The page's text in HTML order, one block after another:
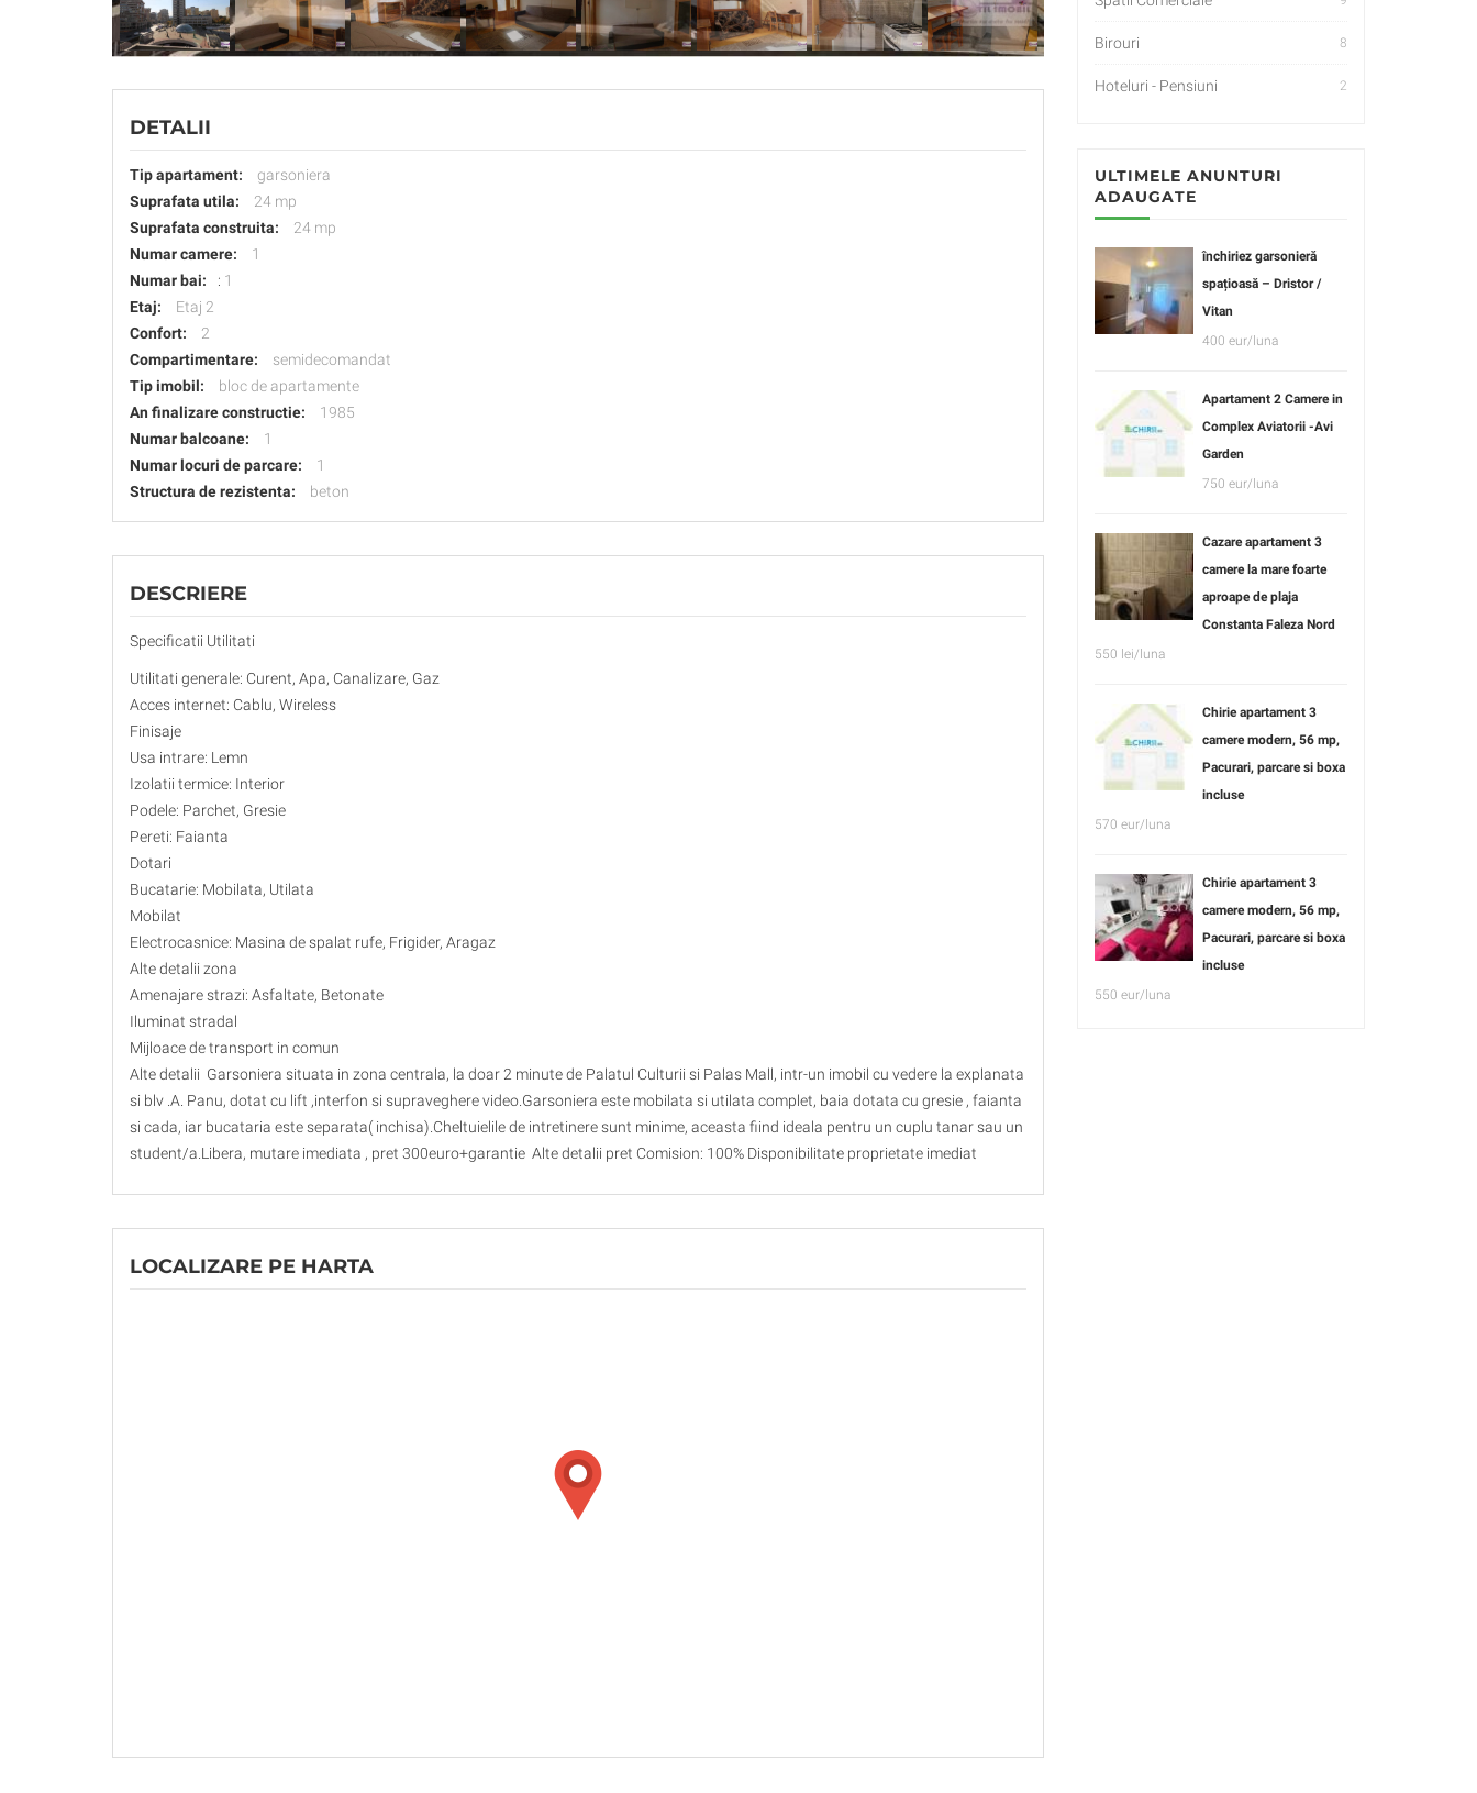
DETALII
Tip apartament:
garsoniera
Suprafata utila:
24 mp
Suprafata construita:
24 mp
Numar camere:
1
Numar bai:
: 1
Etaj:
Etaj 2
Confort:
2
Compartimentare:
semidecomandat
Tip imobil:
bloc de apartamente
An finalizare constructie:
1985
Numar balcoane:
1
Numar locuri de parcare:
1
Structura de rezistenta:
beton
DESCRIERE
Specificatii Utilitati
Utilitati generale: Curent, Apa, Canalizare, Gaz
Acces internet: Cablu, Wireless
Finisaje
Usa intrare: Lemn
Izolatii termice: Interior
Podele: Parchet, Gresie
Pereti: Faianta
Dotari
Bucatarie: Mobilata, Utilata
Mobilat
Electrocasnice: Masina de spalat rufe, Frigider, Aragaz
Alte detalii zona
Amenajare strazi: Asfaltate, Betonate
Iluminat stradal
Mijloace de transport in comun
Alte detalii Garsoniera situata in zona centrala, la doar 2 minute de Palatul Culturii si Palas Mall, intr-un imobil cu vedere la explanata
si blv .A. Panu, dotat cu lift ,interfon si supraveghere video.Garsoniera este mobilata si utilata complet, baia dotata cu gresie , faianta
si cada, iar bucataria este separata( inchisa).Cheltuielile de intretinere sunt minime, aceasta fiind ideala pentru un cuplu tanar sau un
student/a.Libera, mutare imediata , pret 300euro+garantie Alte detalii pret Comision: 100% Disponibilitate proprietate imediat
LOCALIZARE PE HARTA
Birouri 8
Hoteluri - Pensiuni 2
ULTIMELE ANUNTURI
ADAUGATE
închiriez garsonieră
spațioasă – Dristor /
Vitan
400 eur/luna
Apartament 2 Camere in
Complex Aviatorii -Avi
Garden
750 eur/luna
Cazare apartament 3
camere la mare foarte
aproape de plaja
Constanta Faleza Nord
550 lei/luna
Chirie apartament 3
camere modern, 56 mp,
Pacurari, parcare si boxa
incluse
570 eur/luna
Chirie apartament 3
camere modern, 56 mp,
Pacurari, parcare si boxa
incluse
550 eur/luna